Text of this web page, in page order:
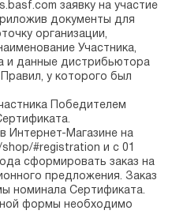
заявку на участие
документы для
организации,
Участника,
и данные дистрибьютора
Правил, у которого был
Победителем
Магазине на
#registration и с 01
сформировать заказ на
предложения. Заказ
номинала Сертификата.
формы необходимо